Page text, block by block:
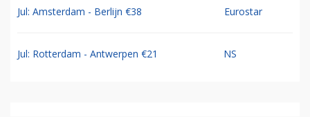
Jul: Amsterdam - Berlijn €38 Eurostar
Jul: Rotterdam - Antwerpen €21 NS